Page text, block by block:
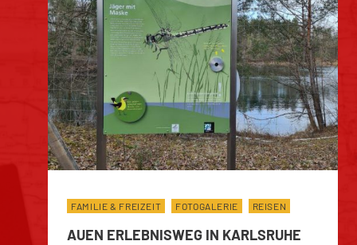
FAMILIE & FREIZEIT FOTOGALERIE REISEN
AUEN ERLEBNISWEG IN KARLSRUHE